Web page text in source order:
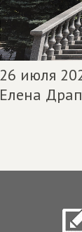
26 июля
Елена